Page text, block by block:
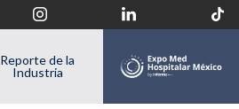
Reporte de la
Industria